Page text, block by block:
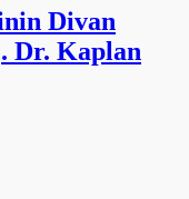
Divan
Dr. Kaplan